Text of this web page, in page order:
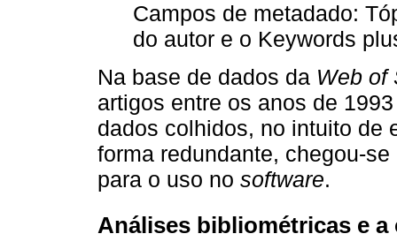
Campos de metadado:
do autor e o Keywords
Na base de dados da Web of
artigos entre os anos de
dados colhidos, no intuito de
forma redundante, chegou-
para o uso no software.
Análises bibliométricas e